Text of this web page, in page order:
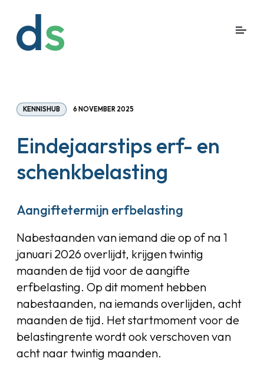
KENNISHUB 6 NOVEMBER 2025
Eindejaarstips erf- en
schenkbelasting
Aangiftetermijn erfbelasting
Nabestaanden van iemand die op of na 1
januari 2026 overlijdt, krijgen twintig
maanden de tijd voor de aangifte
erfbelasting. Op dit moment hebben
nabestaanden, na iemands overlijden, acht
maanden de tijd. Het startmoment voor de
belastingrente wordt ook verschoven van
acht naar twintig maanden.